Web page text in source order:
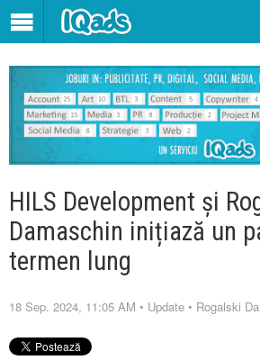
HILS Development și
Damaschin inițiază un
termen lung
18 Sep. 2024, 11:05 AM • Update • Rogalski